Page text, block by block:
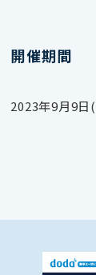
開催期間
2023年9月9日